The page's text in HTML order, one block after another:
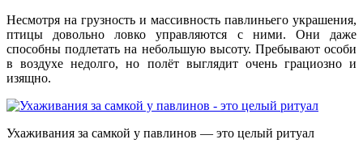
Несмотря на грузность и массивность павлиньего украшения,
птицы довольно ловко управляются с ними. Они даже
способны подлетать на небольшую высоту. Пребывают особи
в воздухе недолго, но полёт выглядит очень грациозно и
изящно.
Ухаживания за самкой у павлинов — это целый ритуал